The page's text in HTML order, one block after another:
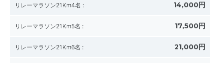
リレーマラソン21Km4名 : 14,000円
リレーマラソン21Km5名 : 17,500円
リレーマラソン21Km6名 : 21,000円